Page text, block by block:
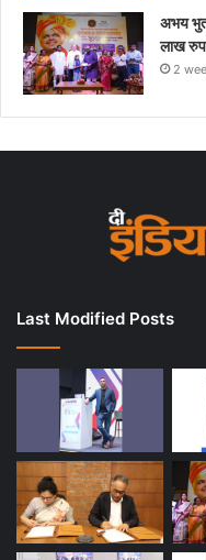
अभय
लाख
2
Last Modified Posts